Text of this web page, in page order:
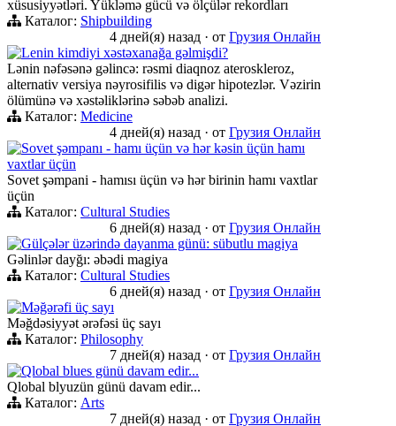
xüsusiyyətləri. Yükləmə gücü və ölçülər rekordları
Каталог: Shipbuilding
4 дней(я) назад · от Грузия Онлайн
Lenin kimdiyi xəstəxanağa gəlmişdi?
Lənin nəfəsənə gəlincə: rəsmi diaqnoz ateroskleroz,
alternativ versiya nəyrosifilis və digər hipotezlər. Vəzirin
ölümünə və xəstəliklərinə səbəb analizi.
Каталог: Medicine
4 дней(я) назад · от Грузия Онлайн
Sovet şəmpanı - hamı üçün və hər kəsin üçün hamı
vaxtlar üçün
Sovet şəmpani - hamısı üçün və hər birinin hamı vaxtlar
üçün
Каталог: Cultural Studies
6 дней(я) назад · от Грузия Онлайн
Gülçələr üzərində dayanma günü: sübutlu magiya
Gəlinlər dayğı: əbədi magiya
Каталог: Cultural Studies
6 дней(я) назад · от Грузия Онлайн
Məğərəfi üç sayı
Məğdəsiyyət ərəfəsi üç sayı
Каталог: Philosophy
7 дней(я) назад · от Грузия Онлайн
Qlobal blues günü davam edir...
Qlobal blyuzün günü davam edir...
Каталог: Arts
7 дней(я) назад · от Грузия Онлайн